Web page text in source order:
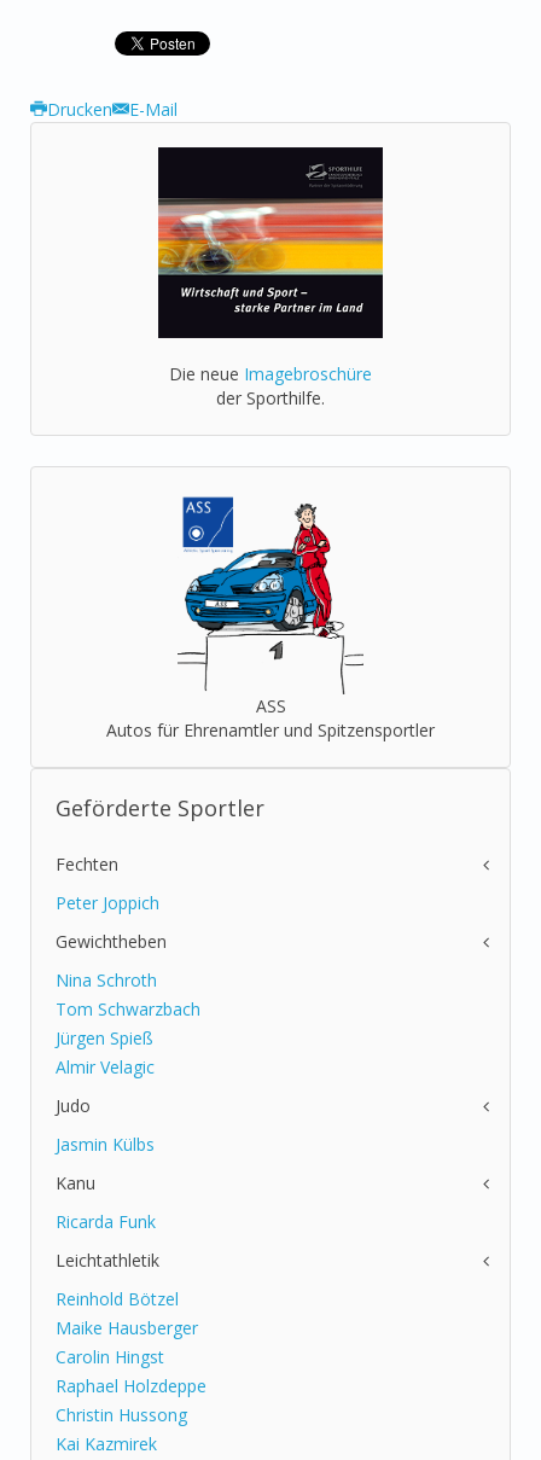
Drucken E-Mail
Die neue Imagebroschüre
der Sporthilfe.
ASS
Autos für Ehrenamtler und Spitzensportler
Geförderte Sportler
Fechten
Peter Joppich
Gewichtheben
Nina Schroth
Tom Schwarzbach
Jürgen Spieß
Almir Velagic
Judo
Jasmin Külbs
Kanu
Ricarda Funk
Leichtathletik
Reinhold Bötzel
Maike Hausberger
Carolin Hingst
Raphael Holzdeppe
Christin Hussong
Kai Kazmirek